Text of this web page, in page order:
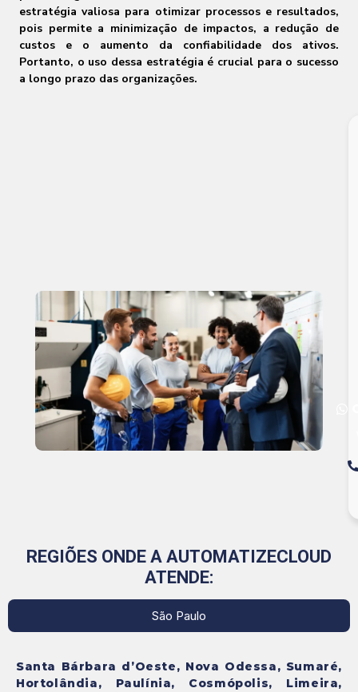
estratégia valiosa para otimizar processos e resultados,
pois permite a minimização de impactos, a redução de
custos e o aumento da confiabilidade dos ativos.
Portanto, o uso dessa estratégia é crucial para o sucesso
a longo prazo das organizações.
REGIÕES ONDE A AUTOMATIZECLOUD
ATENDE:
São Paulo
Santa Bárbara d’Oeste, Nova Odessa, Sumaré,
Hortolândia, Paulínia, Cosmópolis, Limeira,